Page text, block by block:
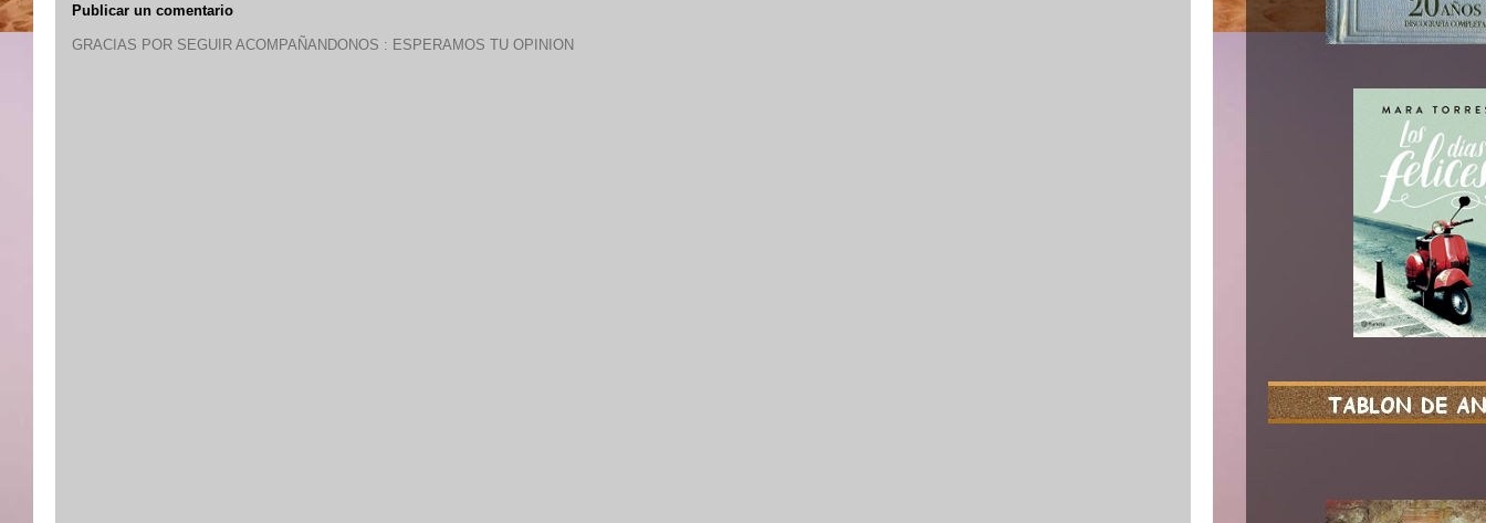
Publicar un comentario
GRACIAS POR SEGUIR ACOMPAÑANDONOS : ESPERAMOS TU OPINION